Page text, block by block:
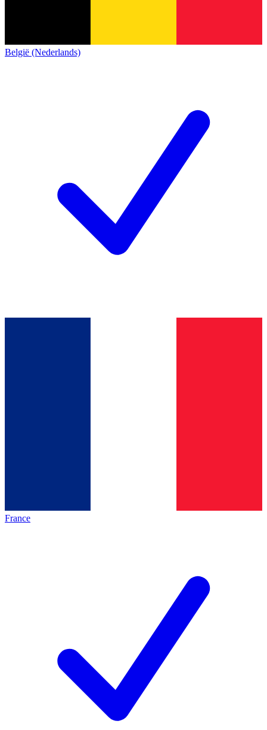
België (Nederlands)
France